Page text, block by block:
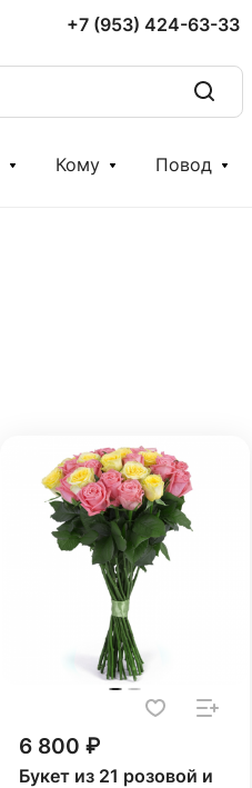
+7 (953) 424-63-33
Кому Повод
6 800 ₽
Букет из 21 розовой и